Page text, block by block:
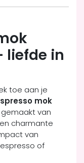
liefde in
toe aan je
mok
gemaakt van
charmante
van
of